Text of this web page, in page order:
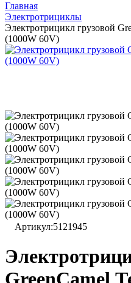
Главная
Электротрициклы
Электротрицикл грузовой
(1000W 60V)
Артикул:5121945